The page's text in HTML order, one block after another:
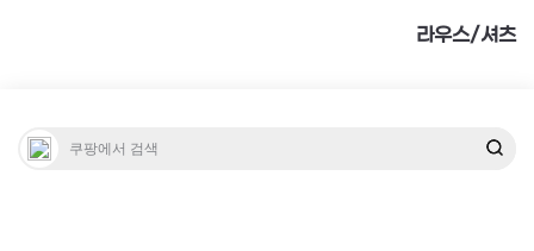
라우스/셔츠